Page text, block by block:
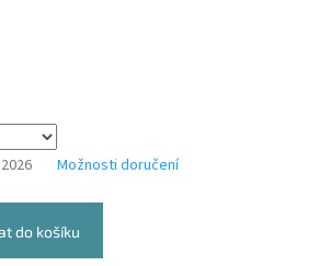
Možnosti doručení
do košíku